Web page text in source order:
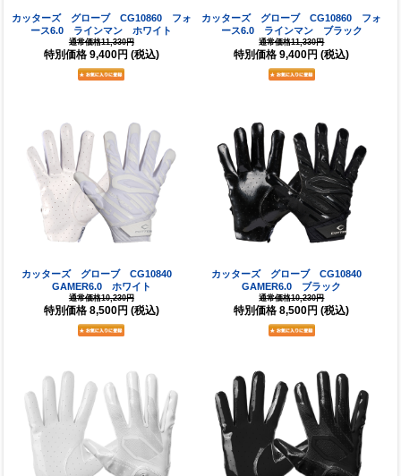
カッターズ グローブ CG10860 フォ
ース6.0 ラインマン ホワイト
通常価格11,330円
特別価格 9,400円 (税込)
カッターズ グローブ CG10860 フォ
ース6.0 ラインマン ブラック
通常価格11,330円
特別価格 9,400円 (税込)
カッターズ グローブ CG10840
GAMER6.0 ホワイト
通常価格10,230円
特別価格 8,500円 (税込)
カッターズ グローブ CG10840
GAMER6.0 ブラック
通常価格10,230円
特別価格 8,500円 (税込)